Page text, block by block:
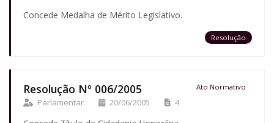
Concede Medalha de Mérito Legislativo.
Resolução
Resolução Nº 006/2005 Ato Normativo
Parlamentar 20/06/2005 4